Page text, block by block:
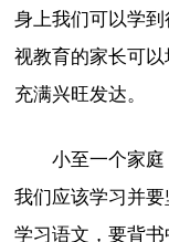
身上我们可以学
视教育的家长可
充满兴旺发达。
小至一个家
我们应该学习并
学习语文，要背